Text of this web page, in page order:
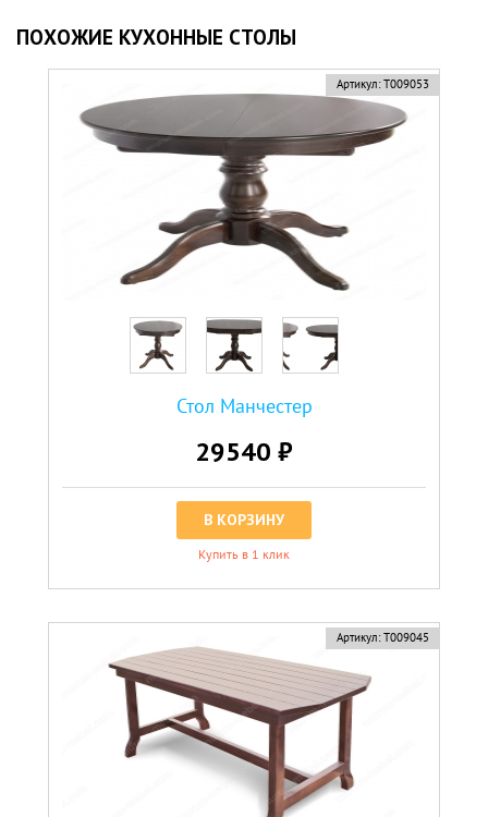
ПОХОЖИЕ КУХОННЫЕ СТОЛЫ
Артикул: Т009053
Стол Манчестер
29540 ₽
В КОРЗИНУ
Купить в 1 клик
Артикул: Т009045